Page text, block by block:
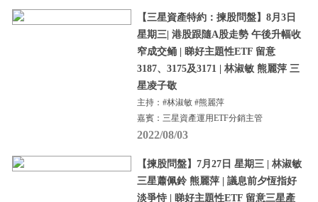
【三星資產特約：揀股問盤】8月3日
星期三| 港股跟隨A股走勢 午後升幅收
窄成交鲬 | 睇好主題性ETF 留意
3187、3175及3171 | 林淑敏 熊麗萍 三
星凌子敬
主持：#林淑敏 #熊麗萍
嘉賓：三星資產運用ETF分銷主管
2022/08/03
【揀股問盤】7月27日 星期三 | 林淑敏
三星蕭佩鈴 熊麗萍 | 議息前夕恆指好
淡爭恃 | 睇好主題性ETF 留意三星產